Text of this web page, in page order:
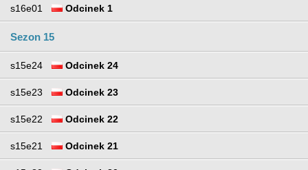
s16e01 Odcinek 1
Sezon 15
s15e24 Odcinek 24
s15e23 Odcinek 23
s15e22 Odcinek 22
s15e21 Odcinek 21